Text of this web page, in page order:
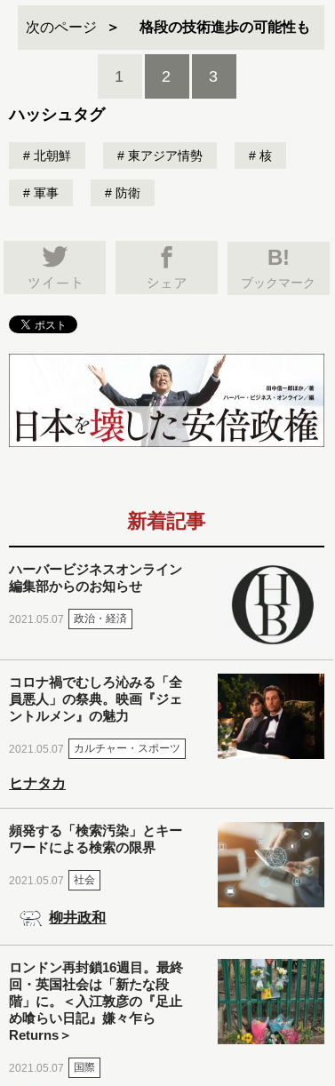
次のページ 格段の技術進歩の可能性も
1 2 3
ハッシュタグ
北朝鮮 東アジア情勢 核
軍事 防衛
B!
ブックマーク
新着記事
ハーバービジネスオンライン
編集部からのお知らせ
2021.05.07 政治・経済
コロナ禍でむしろ沁みる「全
員悪人」の祭典。映画『ジェ
ントルメン』の魅力
2021.05.07 カルチャー・スポーツ
ヒナタカ
頻発する「検索汚染」とキー
ワードによる検索の限界
2021.05.07 社会
柳井政和
ロンドン再封鎖16週目。最終
回・英国社会は「新たな段
階」に。＜入江敦彦の『足止
め喰らい日記』嫌々乍ら
Returns＞
2021.05.07 国際